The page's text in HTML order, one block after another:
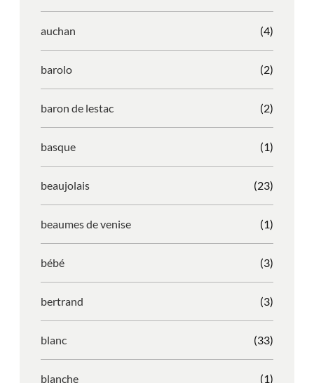
auchan (4)
barolo (2)
baron de lestac (2)
basque (1)
beaujolais (23)
beaumes de venise (1)
bébé (3)
bertrand (3)
blanc (33)
blanche (1)